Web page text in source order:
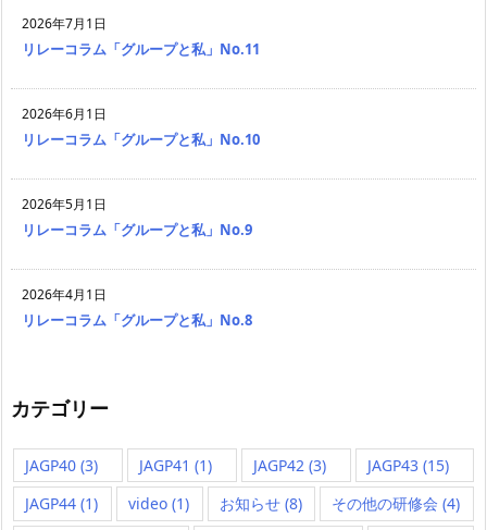
2026年7月1日
リレーコラム「グループと私」No.11
2026年6月1日
リレーコラム「グループと私」No.10
2026年5月1日
リレーコラム「グループと私」No.9
2026年4月1日
リレーコラム「グループと私」No.8
カテゴリー
JAGP40 (3) JAGP41 (1) JAGP42 (3) JAGP43 (15)
JAGP44 (1) video(1) お知らせ(8) その他の研修会 (4)